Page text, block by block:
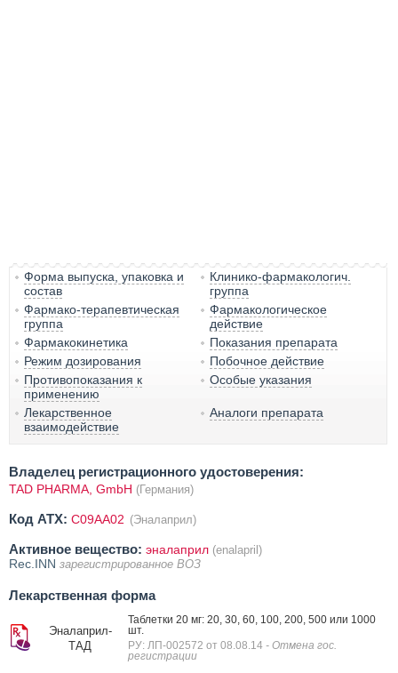
Форма выпуска, упаковка и
состав
Клинико-фармакологич.
группа
Фармако-терапевтическая
группа
Фармакологическое
действие
Фармакокинетика
Показания препарата
Режим дозирования
Побочное действие
Противопоказания к
применению
Особые указания
Лекарственное
взаимодействие
Аналоги препарата
Владелец регистрационного удостоверения:
TAD PHARMA, GmbH (Германия)
Код ATX: C09AA02 (Эналаприл)
Активное вещество: эналаприл (enalapril)
Rec.INN зарегистрированное ВОЗ
Лекарственная форма
Эналаприл-
ТАД
Таблетки 20 мг: 20, 30, 60, 100, 200, 500 или 1000
шт.
РУ: ЛП-002572 от 08.08.14 - Отмена гос.
регистрации